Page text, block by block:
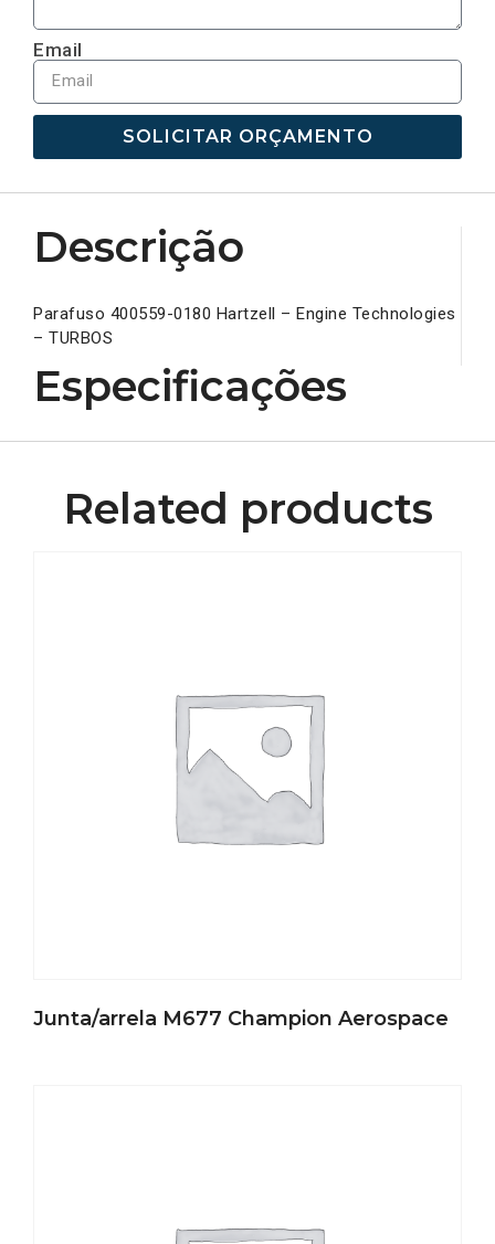
Email
SOLICITAR ORÇAMENTO
Descrição
Parafuso 400559-0180 Hartzell – Engine Technologies
– TURBOS
Especificações
Related products
Junta/arrela M677 Champion Aerospace